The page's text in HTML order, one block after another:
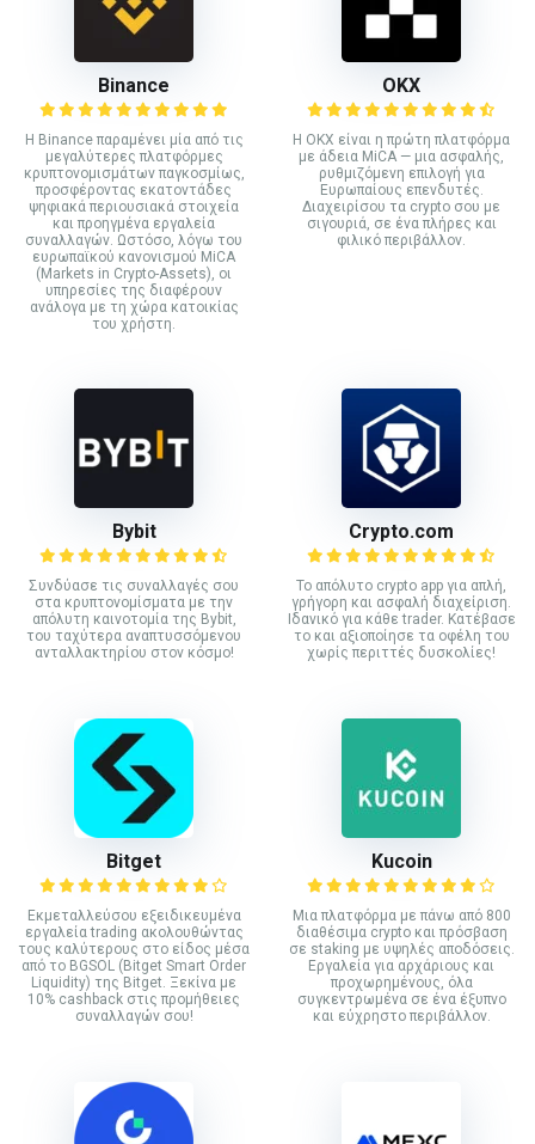
Binance
Η Binance παραμένει μία από τις
μεγαλύτερες πλατφόρμες
κρυπτονομισμάτων παγκοσμίως,
προσφέροντας εκατοντάδες
ψηφιακά περιουσιακά στοιχεία
και προηγμένα εργαλεία
συναλλαγών. Ωστόσο, λόγω του
ευρωπαϊκού κανονισμού MiCA
(Markets in Crypto-Assets), οι
υπηρεσίες της διαφέρουν
ανάλογα με τη χώρα κατοικίας
του χρήστη.
ΟΚΧ
Η OKX είναι η πρώτη πλατφόρμα
με άδεια MiCA — μια ασφαλής,
ρυθμιζόμενη επιλογή για
Ευρωπαίους επενδυτές.
Διαχειρίσου τα crypto σου με
σιγουριά, σε ένα πλήρες και
φιλικό περιβάλλον.
Bybit
Συνδύασε τις συναλλαγές σου
στα κρυπτονομίσματα με την
απόλυτη καινοτομία της Bybit,
του ταχύτερα αναπτυσσόμενου
ανταλλακτηρίου στον κόσμο!
Crypto.com
Το απόλυτο crypto app για απλή,
γρήγορη και ασφαλή διαχείριση.
Ιδανικό για κάθε trader. Κατέβασε
το και αξιοποίησε τα οφέλη του
χωρίς περιττές δυσκολίες!
Bitget
Εκμεταλλεύσου εξειδικευμένα
εργαλεία trading ακολουθώντας
τους καλύτερους στο είδος μέσα
από το BGSOL (Bitget Smart Order
Liquidity) της Bitget. Ξεκίνα με
10% cashback στις προμήθειες
συναλλαγών σου!
Kucoin
Mια πλατφόρμα με πάνω από 800
διαθέσιμα crypto και πρόσβαση
σε staking με υψηλές αποδόσεις.
Εργαλεία για αρχάριους και
προχωρημένους, όλα
συγκεντρωμένα σε ένα έξυπνο
και εύχρηστο περιβάλλον.